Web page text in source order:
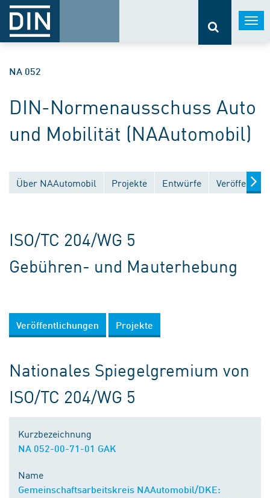
NA 052
DIN-Normenausschuss Auto
und Mobilität (NAAutomobil)
Über NAAutomobil Projekte Entwürfe
ISO/TC 204/WG 5
Gebühren- und Mauterhebung
Veröffentlichungen Projekte
Nationales Spiegelgremium von
ISO/TC 204/WG 5
Kurzbezeichnung
NA 052-00-71-01 GAK
Name
Gemeinschaftsarbeitskreis NAAutomobil/DKE: